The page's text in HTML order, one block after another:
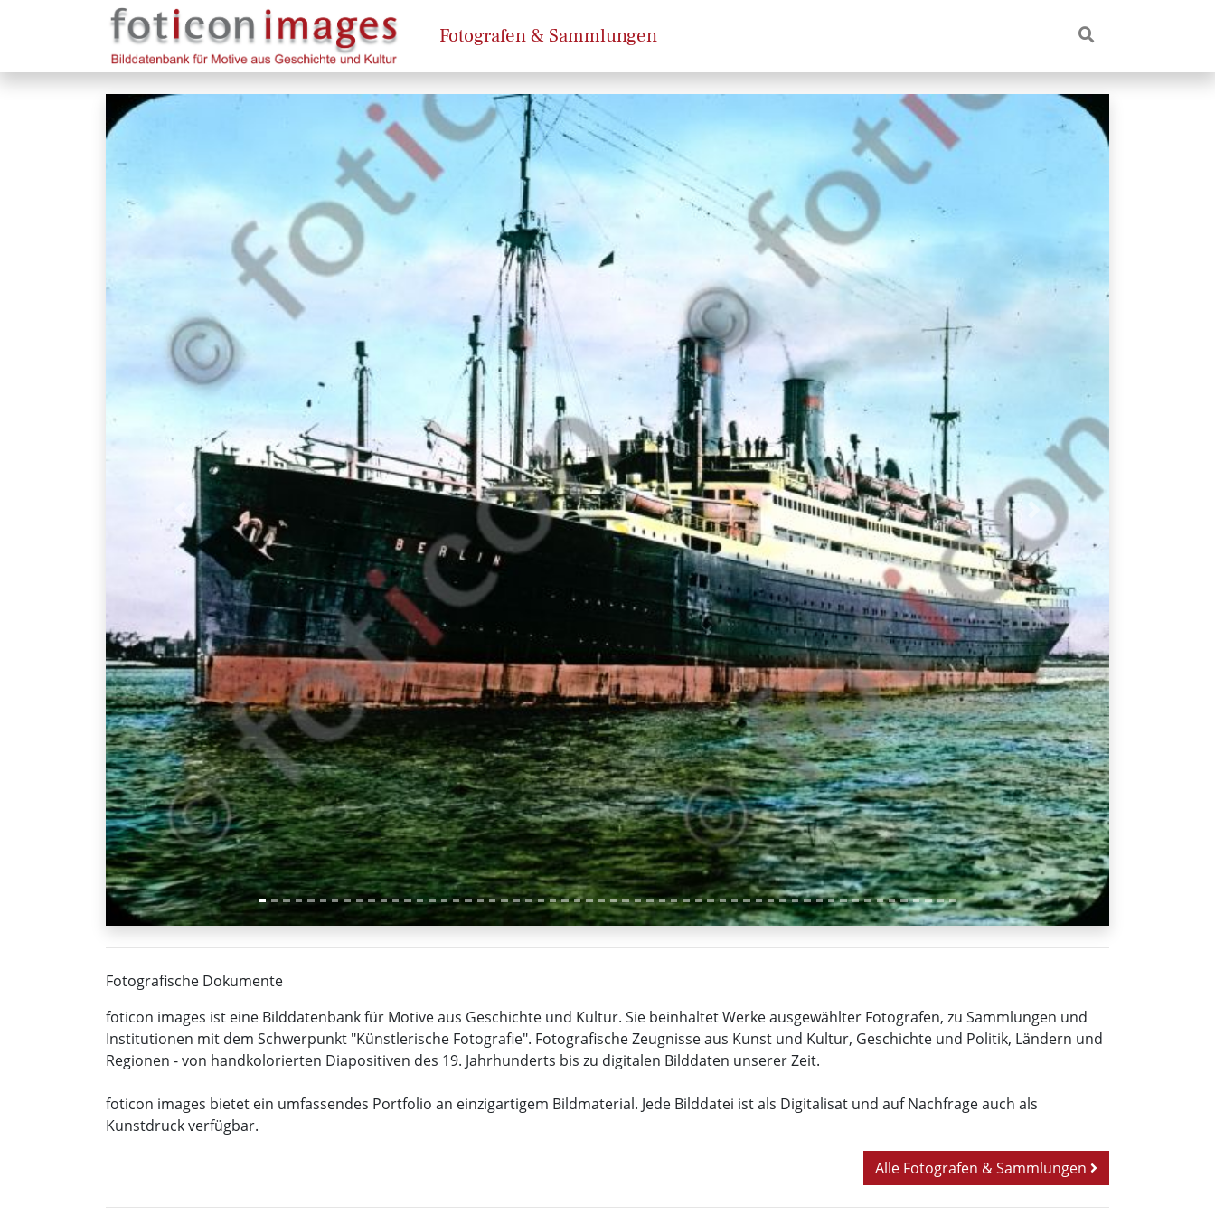
Fotografen & Sammlungen
Vorheriges Bild Nächstes Bild
Fotografische Dokumente
foticon images ist eine Bilddatenbank für Motive aus Geschichte und Kultur. Sie beinhaltet Werke ausgewählter Fotografen, zu Sammlungen und
Institutionen mit dem Schwerpunkt "Künstlerische Fotografie". Fotografische Zeugnisse aus Kunst und Kultur, Geschichte und Politik, Ländern und
Regionen - von handkolorierten Diapositiven des 19. Jahrhunderts bis zu digitalen Bilddaten unserer Zeit.
foticon images bietet ein umfassendes Portfolio an einzigartigem Bildmaterial. Jede Bilddatei ist als Digitalisat und auf Nachfrage auch als
Kunstdruck verfügbar.
Alle Fotografen & Sammlungen